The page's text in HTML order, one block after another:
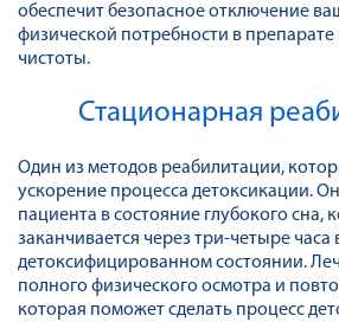
обеспечит безопасное отключение
физической потребности в
чистоты.
Стационарная
Один из методов реабилитации,
ускорение процесса детоксикации.
пациента в состояние глубокого сна,
заканчивается через три-четыре часа
детоксифицированном состоянии.
полного физического осмотра и
которая поможет сделать процесс